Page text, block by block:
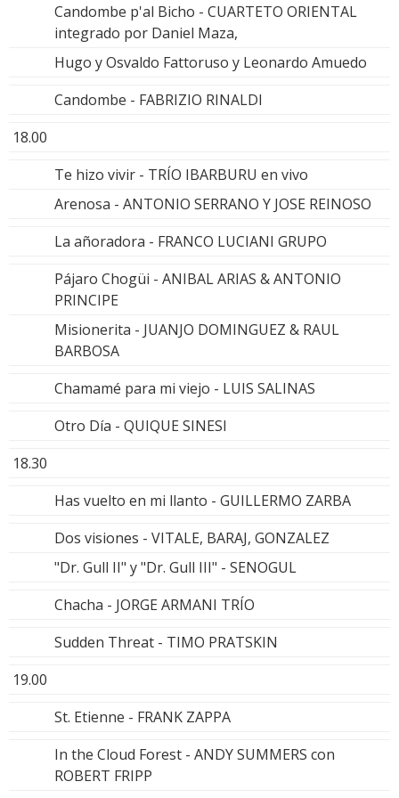
Candombe p'al Bicho - CUARTETO ORIENTAL
integrado por Daniel Maza,
Hugo y Osvaldo Fattoruso y Leonardo Amuedo
Candombe - FABRIZIO RINALDI
18.00
Te hizo vivir - TRÍO IBARBURU en vivo
Arenosa - ANTONIO SERRANO Y JOSE REINOSO
La añoradora - FRANCO LUCIANI GRUPO
Pájaro Chogüi - ANIBAL ARIAS & ANTONIO
PRINCIPE
Misionerita - JUANJO DOMINGUEZ & RAUL
BARBOSA
Chamamé para mi viejo - LUIS SALINAS
Otro Día - QUIQUE SINESI
18.30
Has vuelto en mi llanto - GUILLERMO ZARBA
Dos visiones - VITALE, BARAJ, GONZALEZ
"Dr. Gull II" y "Dr. Gull III" - SENOGUL
Chacha - JORGE ARMANI TRÍO
Sudden Threat - TIMO PRATSKIN
19.00
St. Etienne - FRANK ZAPPA
In the Cloud Forest - ANDY SUMMERS con
ROBERT FRIPP